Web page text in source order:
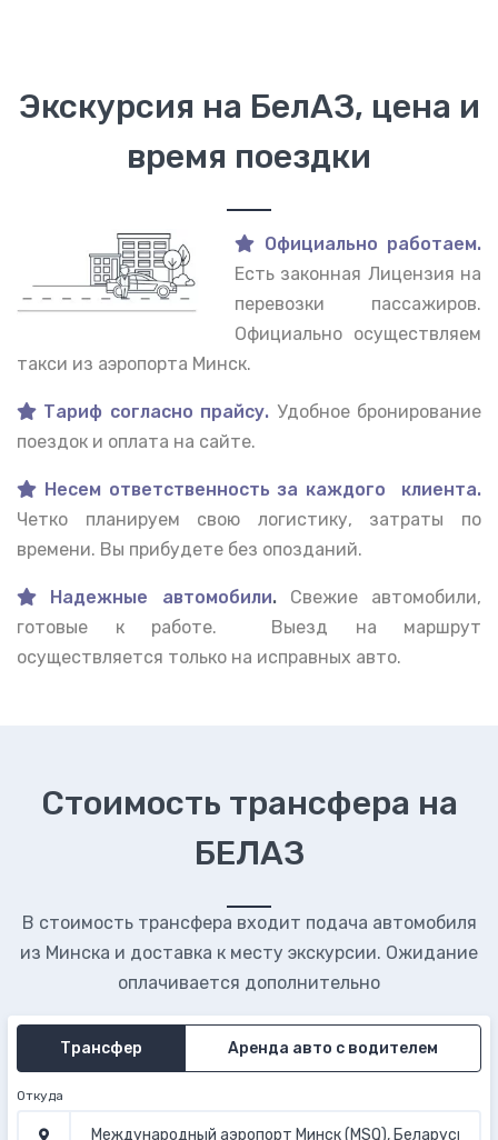
Экскурсия на БелАЗ, цена и
время поездки
Официально работаем.
Есть законная Лицензия на
перевозки пассажиров.
Официально осуществляем
такси из аэропорта Минск.
Тариф согласно прайсу. Удобное бронирование
поездок и оплата на сайте.
Несем ответственность за каждого клиента.
Четко планируем свою логистику, затраты по
времени. Вы прибудете без опозданий.
Надежные автомобили. Свежие автомобили,
готовые к работе. Выезд на маршрут
осуществляется только на исправных авто.
Стоимость трансфера на
БЕЛАЗ
В стоимость трансфера входит подача автомобиля
из Минска и доставка к месту экскурсии. Ожидание
оплачивается дополнительно
Трансфер Аренда авто с водителем
Откуда